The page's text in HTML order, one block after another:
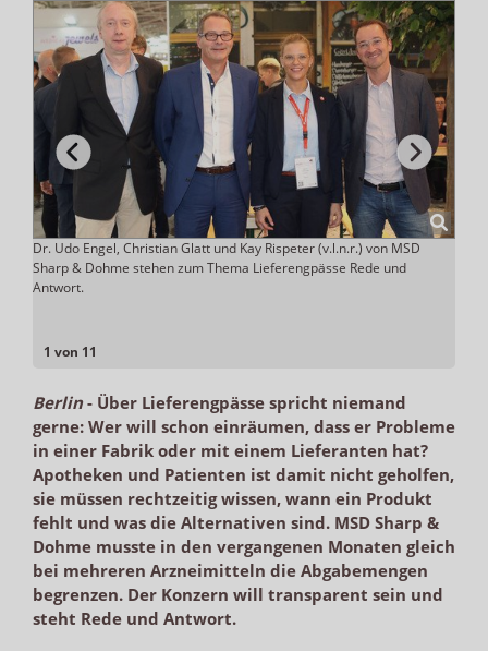
1 von 11
Dr. Udo Engel, Christian Glatt und Kay Rispeter (v.l.n.r.) von MSD
Sharp & Dohme stehen zum Thema Lieferengpässe Rede und
Antwort.
Berlin- Über Lieferengpässe spricht niemand
gerne: Wer will schon einräumen, dass er Probleme
in einer Fabrik oder mit einem Lieferanten hat?
Apotheken und Patienten ist damit nicht geholfen,
sie müssen rechtzeitig wissen, wann ein Produkt
fehlt und was die Alternativen sind. MSD Sharp &
Dohme musste in den vergangenen Monaten gleich
bei mehreren Arzneimitteln die Abgabemengen
begrenzen. Der Konzern will transparent sein und
steht Rede und Antwort.